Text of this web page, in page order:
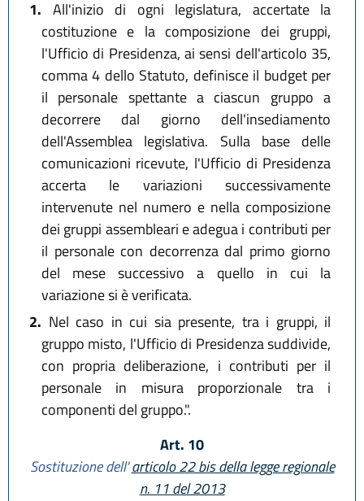
1. All'inizio di ogni legislatura, accertate la
costituzione e la composizione dei gruppi,
l'Ufficio di Presidenza, ai sensi dell'articolo 35,
comma 4 dello Statuto, definisce il budget per
il personale spettante a ciascun gruppo a
decorrere dal giorno dell'insediamento
dell'Assemblea legislativa. Sulla base delle
comunicazioni ricevute, l'Ufficio di Presidenza
accerta le variazioni successivamente
intervenute nel numero e nella composizione
dei gruppi assembleari e adegua i contributi per
il personale con decorrenza dal primo giorno
del mese successivo a quello in cui la
variazione si è verificata.
2. Nel caso in cui sia presente, tra i gruppi, il
gruppo misto, l'Ufficio di Presidenza suddivide,
con propria deliberazione, i contributi per il
personale in misura proporzionale tra i
componenti del gruppo.".
Art. 10
Sostituzione dell'articolo 22 bis della legge regionale
n. 11 del 2013